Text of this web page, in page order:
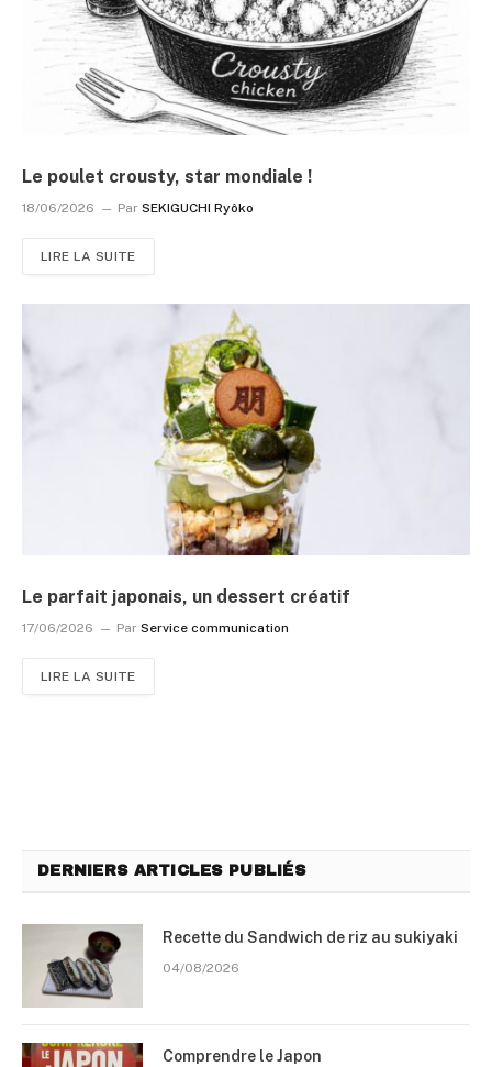
Le poulet crousty, star mondiale !
18/06/2026 Par SEKIGUCHI Ryôko
LIRE LA SUITE
Le parfait japonais, un dessert créatif
17/06/2026 Par Service communication
LIRE LA SUITE
DERNIERS ARTICLES PUBLIÉS
Recette du Sandwich de riz au sukiyaki
04/08/2026
Comprendre le Japon